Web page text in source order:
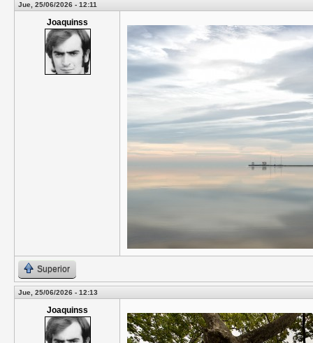
Jue, 25/06/2026 - 12:11
Joaquinss
Superior
Jue, 25/06/2026 - 12:13
Joaquinss